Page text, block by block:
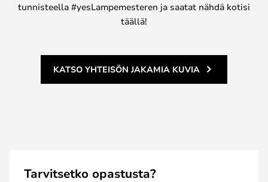
tunnisteella #yesLampemesteren ja saatat nähdä kotisi
täällä!
KATSO YHTEISÖN JAKAMIA KUVIA
Tarvitsetko opastusta?